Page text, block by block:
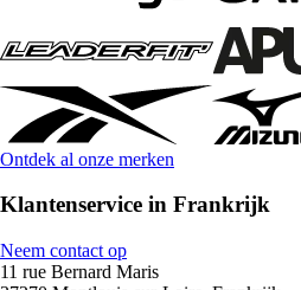
Ontdek al onze merken
Klantenservice in Frankrijk
Neem contact op
11 rue Bernard Maris